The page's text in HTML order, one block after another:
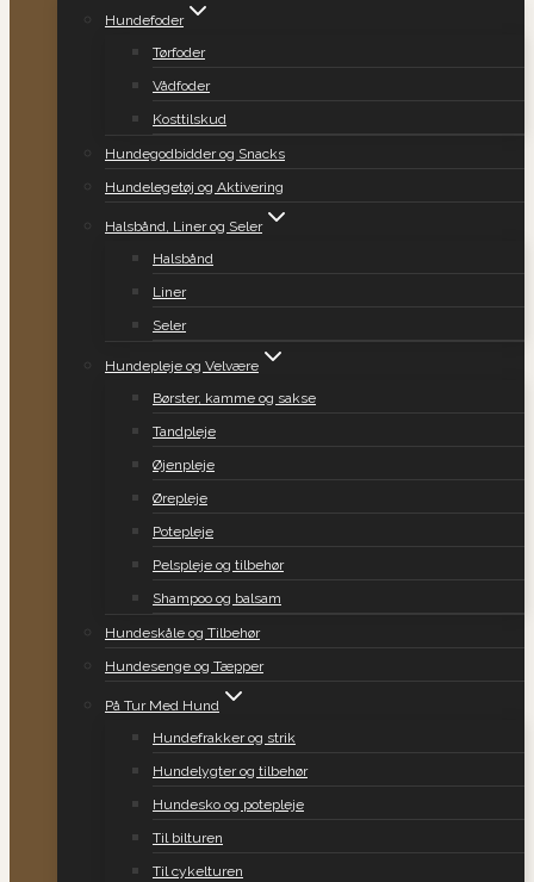
Hundefoder
Tørfoder
Vådfoder
Kosttilskud
Hundegodbidder og Snacks
Hundelegetøj og Aktivering
Halsbånd, Liner og Seler
Halsbånd
Liner
Seler
Hundepleje og Velvære
Børster, kamme og sakse
Tandpleje
Øjenpleje
Ørepleje
Potepleje
Pelspleje og tilbehør
Shampoo og balsam
Hundeskåle og Tilbehør
Hundesenge og Tæpper
På Tur Med Hund
Hundefrakker og strik
Hundelygter og tilbehør
Hundesko og potepleje
Til bilturen
Til cykelturen